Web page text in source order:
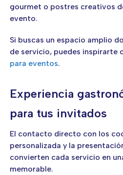
gourmet o postres creativos
evento.
Si buscas un espacio amplio
de servicio, puedes inspirarte
para eventos.
Experiencia
para tus invitados
El contacto directo con los
personalizada y la
convierten cada servicio en
memorable.